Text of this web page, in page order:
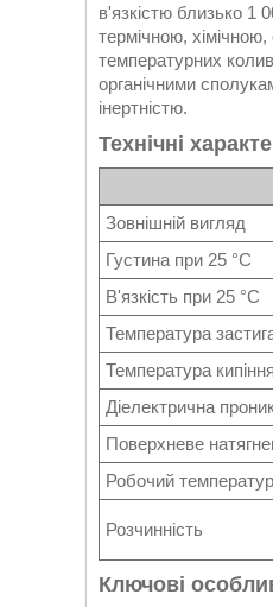
в'язкістю близько 1
термічною,
температурних
органічними
інертністю.
Технічні
Зовнішній вигляд
Густина при 25 °C
В'язкість при 25 °C
Температура
Температура кипіння
Діелектрична
Поверхневе
Робочий
Розчинність
Ключові